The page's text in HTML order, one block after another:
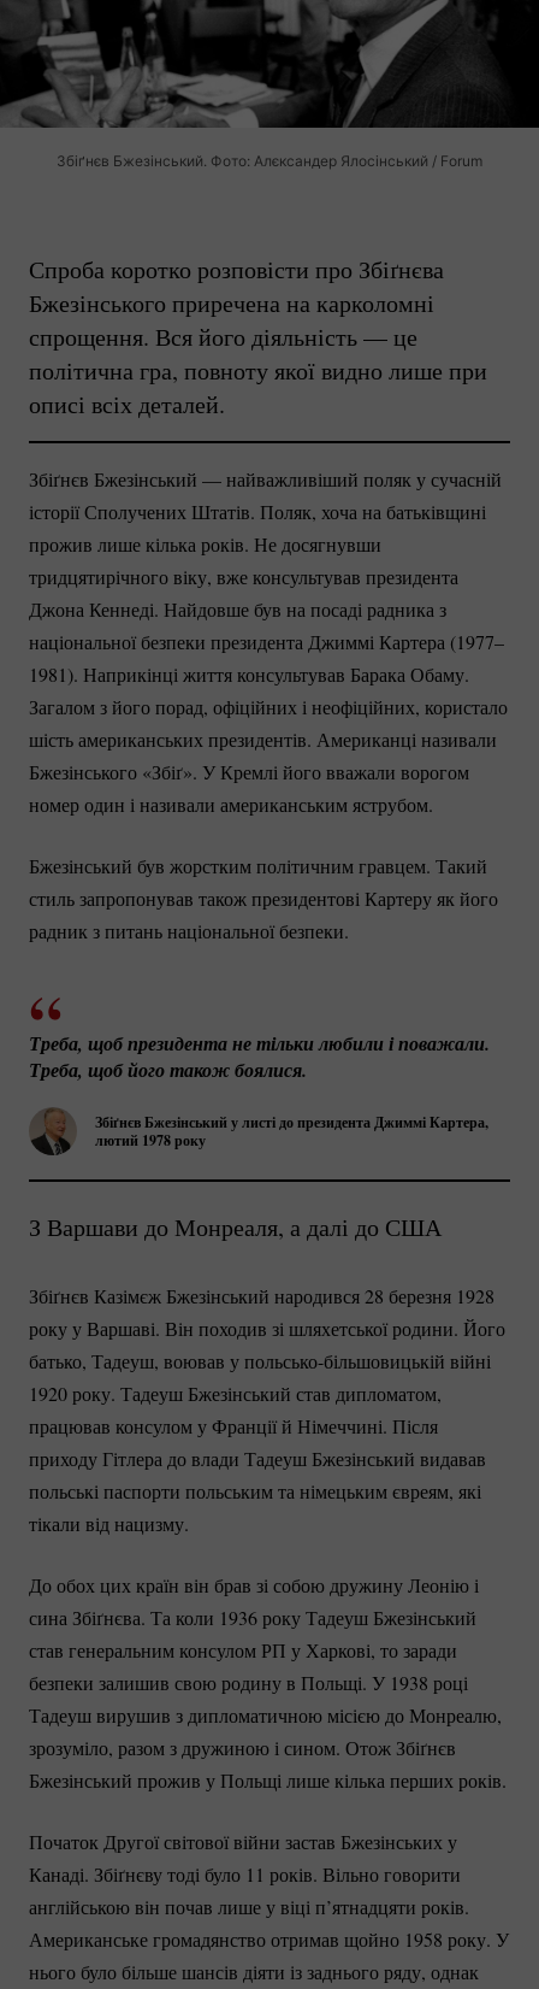
Збіґнєв Бжезінський. Фото: Алєксандер Ялосінський / Forum
Спроба коротко розповісти про Збіґнєва
Бжезінського приречена на карколомні
спрощення. Вся його діяльність — це
політична гра, повноту якої видно лише при
описі всіх деталей.
Збіґнєв Бжезінський — найважливіший поляк у сучасній
історії Сполучених Штатів. Поляк, хоча на батьківщині
прожив лише кілька років. Не досягнувши
тридцятирічного віку, вже консультував президента
Джона Кеннеді. Найдовше був на посаді радника з
національної безпеки президента Джиммі Картера (1977–
1981). Наприкінці життя консультував Барака Обаму.
Загалом з його порад, офіційних і неофіційних, користало
шість американських президентів. Американці називали
Бжезінського «Збіґ». У Кремлі його вважали ворогом
номер один і називали американським яструбом.
Бжезінський був жорстким політичним гравцем. Такий
стиль запропонував також президентові Картеру як його
радник з питань національної безпеки.
Збіґнєв Бжезінський у листі до президента Джиммі Картера,
лютий 1978 року
Треба, щоб президента не тільки любили і поважали.
Треба, щоб його також боялися.
З Варшави до Монреаля, а далі до США
Збіґнєв Казімєж Бжезінський народився 28 березня 1928
року у Варшаві. Він походив зі шляхетської родини. Його
батько, Тадеуш, воював упольсько-більшовицькій війні
1920 року. Тадеуш Бжезінський став дипломатом,
працював консулом у Франції й Німеччині. Після
приходу Гітлера до влади Тадеуш Бжезінський видавав
польські паспорти польським та німецьким євреям, які
тікали від нацизму.
До обох цих країн він брав зі собою дружину Леонію і
сина Збіґнєва. Та коли 1936 року Тадеуш Бжезінський
став генеральним консулом РП у Харкові, то заради
безпеки залишив свою родину в Польщі. У 1938 році
Тадеуш вирушив з дипломатичною місією до Монреалю,
зрозуміло, разом з дружиною і сином. Отож Збіґнєв
Бжезінський прожив у Польщі лише кілька перших років.
Початок Другої світової війни застав Бжезінських у
Канаді. Збіґнєву тоді було 11 років. Вільно говорити
англійською він почав лише у віці п’ятнадцяти років.
Американське громадянство отримав щойно 1958 року. У
нього було більше шансів діяти із заднього ряду, однак